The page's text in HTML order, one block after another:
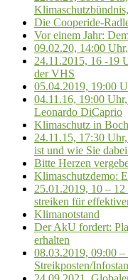
Die Cooperide-
Vor einem Jahr:
09.02.20, 14:00
24.11.2015, 16 -19
der VHS
05.04.2019, 19:00
04.11.16, 19:00
Leonardo DiCaprio
Klimaschutz in
24.11.15, 17:30
ist und wie Sie
Bitte Herzen
Klimaschutzdemo:
25.01.2019, 10 –
streiken für
Klimanotstand
Der AkU fordert:
erhalten
08.03.2019, 09:00
Streikposten/